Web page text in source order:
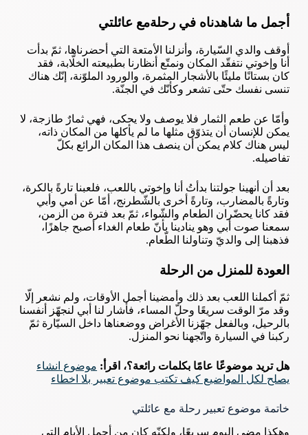
أجمل ما شاهدناه في رحلةمع عائلتي
أوقف والدي السّيارة، وأنزلنا الأمتعة التي أحضرناها، ثمّ بدأت
أنا وإخوتي نتفقّد المكان ونمتّع أنظارنا بطبيعته الخلّابة، فقد
كان بستانًا مليئًا بالأشجار المثمرة، والورود الملوّنة، إنّك هناك
تنسى نفسك حتّى تشعر وكأنّك في الجنّة.
وأمّا عن طعم الثمار فلا يوصف ولا يحكى، فهي ثمارٌ طازجة، لا
يمكن للإنسان أن يتذوّق مثلها ما لم يأكلها من المكان ذاته،
ليس هناك كلام يمكن أن ينصف هذا المكان الرائع بكلّ
تفاصيله.
بعد أن أنهينا جولتنا بدأتُ أنا وإخوتي باللعب، فلعبنا تارةً بالكرة،
وتارةً بالمضارب، وتارةً أخرى بالشّطرنج، أمّا عن أمي وأبي
فقد كانا يحضّران الطعام والشّواء، ثمّ بعد فترة من الزمن،
سمعنا صوت أبي وهو ينادينا بأنّ طعام الغداء أصبح جاهزًا،
فذهبنا إلى والديّ وتناولنا الطّعام.
العودة للمنزل من الرحلة
ثمّ أكملنا اللعب بعد ذلك وأمضينا أجمل الأوقات، ولم نشعر إلّا
وقد مرّ الوقت سريعًا وحلّ المساء، فأشار لنا أبي لنجهّز أنفسنا
بالرحيل، وبالفعل جهّزنا الأغراض ووضعناها داخل السيّارة ثمّ
ركبنا في السيارة واتّجهنا نحو المنزل.
هل تريد موضوعًا عامًا بكلمات رائعة؟، اقرأ: موضوع انشاء
يصلح لكل المواضيع كيف تكتب موضوع تعبير بلا اخطاء
خاتمة موضوع تعبير رحلة مع عائلتي
وهكذا مضى اليوم سريعًا، ولكنّه كان من أجمل الأيام التي